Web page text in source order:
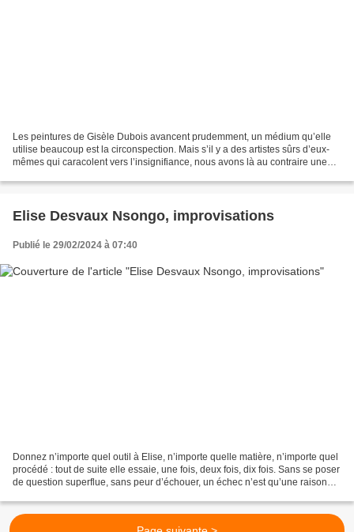
Les peintures de Gisèle Dubois avancent prudemment, un médium qu’elle
utilise beaucoup est la circonspection. Mais s’il y a des artistes sûrs d’eux-
mêmes qui caracolent vers l’insignifiance, nous avons là au contraire une
Elise Desvaux Nsongo, improvisations
Publié le 29/02/2024 à 07:40
Donnez n’importe quel outil à Elise, n’importe quelle matière, n’importe quel
procédé : tout de suite elle essaie, une fois, deux fois, dix fois. Sans se poser
de question superflue, sans peur d’échouer, un échec n’est qu’une raison